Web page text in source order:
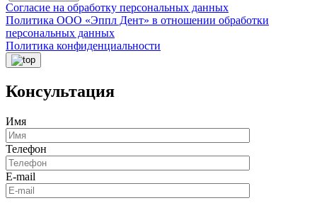
Согласие на обработку персональных данных
Политика ООО «Эппл Дент» в отношении обработки
персональных данных
Политика конфиденциальности
Консультация
Имя
Телефон
E-mail